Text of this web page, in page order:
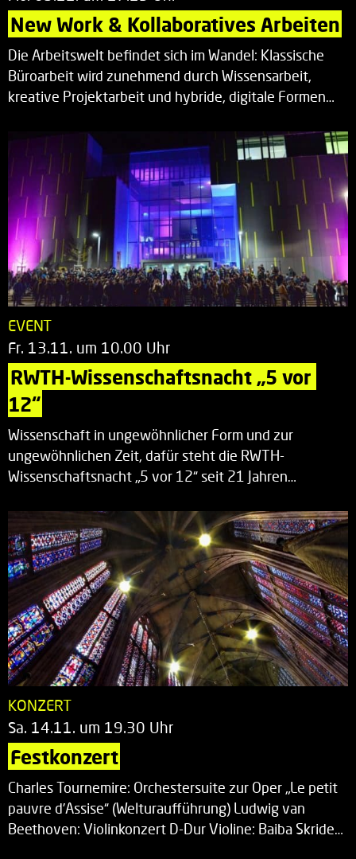
New Work & Kollaboratives Arbeiten
Die Arbeitswelt befindet sich im Wandel: Klassische
Büroarbeit wird zunehmend durch Wissensarbeit,
kreative Projektarbeit und hybride, digitale Formen…
EVENT
Fr. 13.11. um 10.00 Uhr
RWTH-Wissenschaftsnacht „5 vor
12“
Wissenschaft in ungewöhnlicher Form und zur
ungewöhnlichen Zeit, dafür steht die RWTH-
Wissenschaftsnacht „5 vor 12“ seit 21 Jahren…
KONZERT
Sa. 14.11. um 19.30 Uhr
Festkonzert
Charles Tournemire: Orchestersuite zur Oper „Le petit
pauvre d’Assise“ (Welturaufführung) Ludwig van
Beethoven: Violinkonzert D-Dur Violine: Baiba Skride…